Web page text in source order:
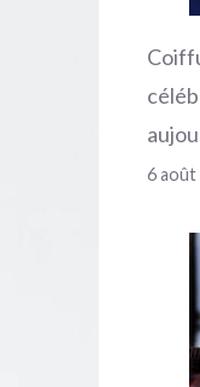
6 août